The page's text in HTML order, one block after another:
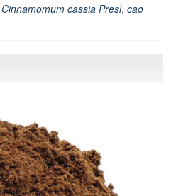
Cinnamomum cassia Presl, cao